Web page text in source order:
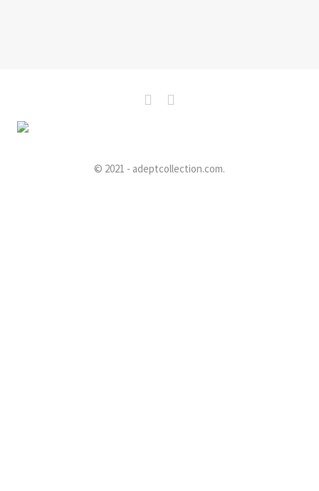
© 2021 - adeptcollection.com.